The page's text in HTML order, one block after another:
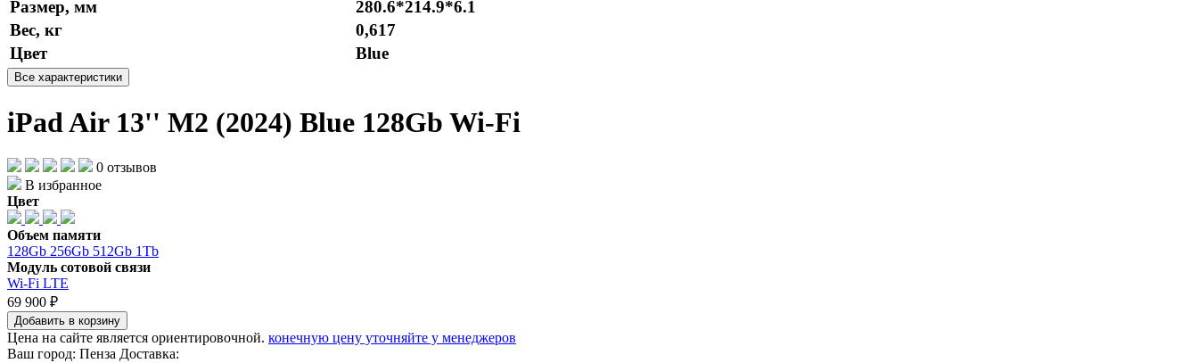
Размер, мм
280.6*214.9*6.1
Вес, кг
0,617
Цвет
Blue
Все характеристики
iPad Air 13'' M2 (2024) Blue 128Gb Wi-Fi
0 отзывов
В избранное
Цвет
Объем памяти
128Gb 256Gb 512Gb 1Tb
Модуль сотовой связи
Wi-Fi LTE
69 900 ₽
Добавить в корзину
Цена на сайте является ориентировочной. конечную цену уточняйте у менеджеров
Ваш город: Пенза Доставка: